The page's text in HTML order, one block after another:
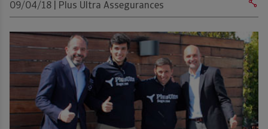
09/04/18 | Plus Ultra Assegurances